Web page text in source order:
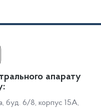
апарату
буд. 6/8, корпус 15А,